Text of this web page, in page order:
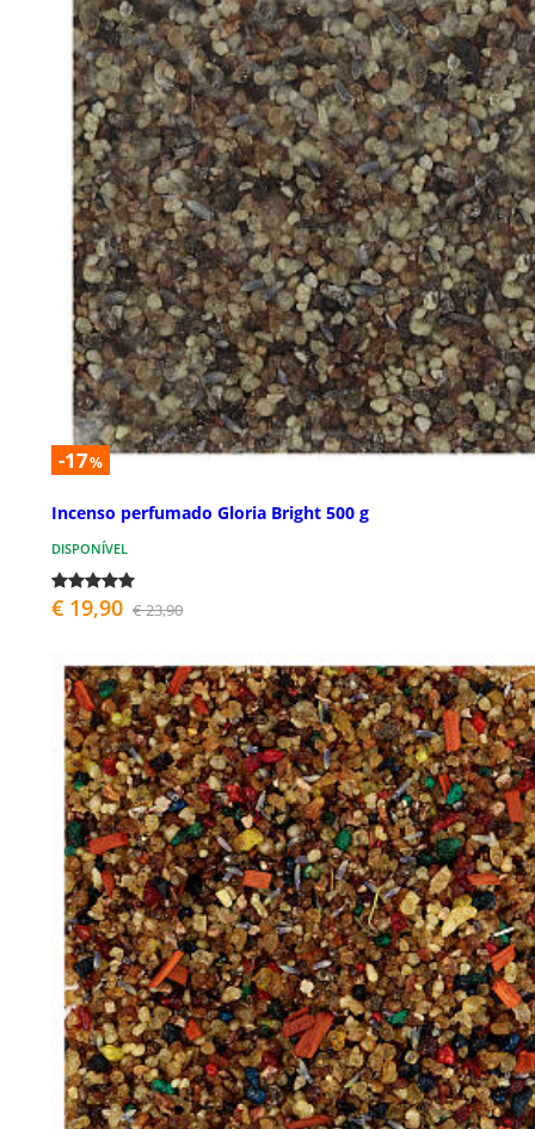
-17%
Incenso perfumado Gloria Bright 500 g
DISPONÍVEL
€ 19,90 € 23,90